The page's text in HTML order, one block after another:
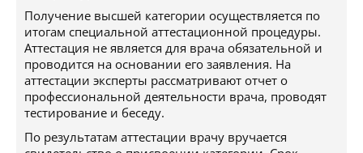
Получение высшей категории осуществляется по
итогам специальной аттестационной процедуры.
Аттестация не является для врача обязательной и
проводится на основании его заявления. На
аттестации эксперты рассматривают отчет о
профессиональной деятельности врача, проводят
тестирование и беседу.
По результатам аттестации врачу вручается